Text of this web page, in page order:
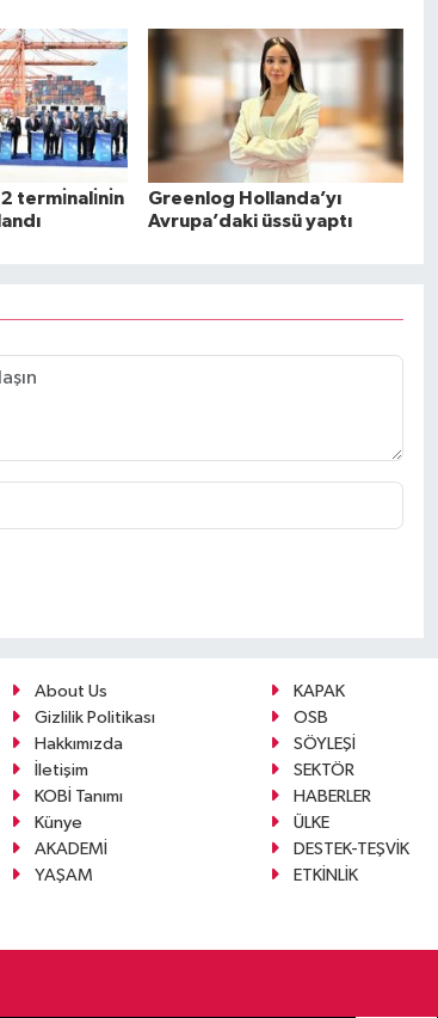
termı̇nalı̇nı̇n
Greenlog Hollanda’yı
Avrupa’daki üssü yaptı
About Us
KAPAK
Gizlilik Politikası
OSB
Hakkımızda
SÖYLEŞİ
İletişim
SEKTÖR
KOBİ Tanımı
HABERLER
Künye
ÜLKE
AKADEMİ
DESTEK-TEŞVİK
YAŞAM
ETKİNLİK